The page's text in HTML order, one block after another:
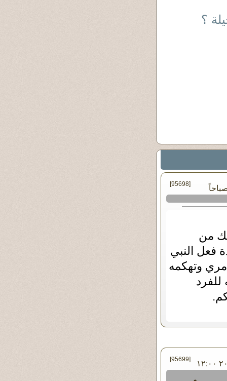
؟
[95698]
من
فعل النبي
وتهكمه
في الثلاثاء ٢٥ - فبراير - ٢٠٢٥ ١٢:٠٠ [95699]